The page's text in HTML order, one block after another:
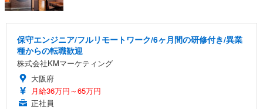
保守エンジニア/フルリモートワーク/6ヶ月間の研修付き/異業
種からの転職歓迎
株式会社KMマーケティング
大阪府
月給36万円～65万円
正社員